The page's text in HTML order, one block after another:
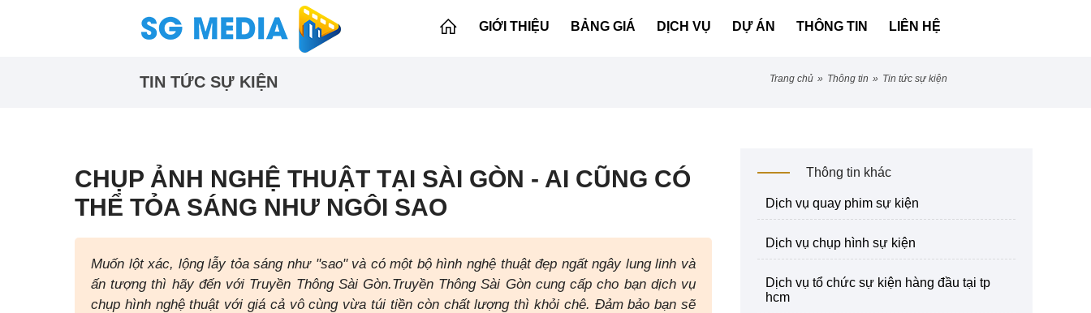
GIỚI THIỆU BẢNG GIÁ DỊCH VỤ DỰ ÁN THÔNG TIN LIÊN HỆ
TIN TỨC SỰ KIỆN trang chủ » thông tin » tin tức sự kiện
CHỤP ẢNH NGHỆ THUẬT TẠI SÀI GÒN - AI CŨNG CÓ
THỂ TỎA SÁNG NHƯ NGÔI SAO
Muốn lột xác, lộng lẫy tỏa sáng như "sao" và có một bộ hình nghệ thuật đẹp ngất ngây lung linh và
ấn tượng thì hãy đến với Truyền Thông Sài Gòn.Truyền Thông Sài Gòn cung cấp cho bạn dịch vụ
chụp hình nghệ thuật với giá cả vô cùng vừa túi tiền còn chất lượng thì khỏi chê. Đảm bảo bạn sẽ
Thông tin khác
dịch vụ quay phim sự kiện
dịch vụ chụp hình sự kiện
dịch vụ tổ chức sự kiện hàng đầu tại tp
hcm